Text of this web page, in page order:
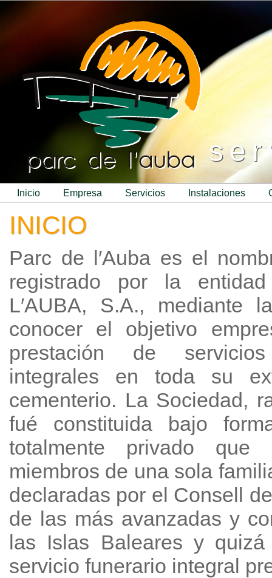
inicio empresa servicios instalaciones
INICIO
Parc de l′Auba es el
registrado por la
L′AUBA, S.A., mediante
conocer el objetivo
prestación de
integrales en toda su
cementerio. La Sociedad,
fué constituida bajo
totalmente privado que
miembros de una sola
declaradas por el Consell
de las más avanzadas y
las Islas Baleares y
servicio funerario integral